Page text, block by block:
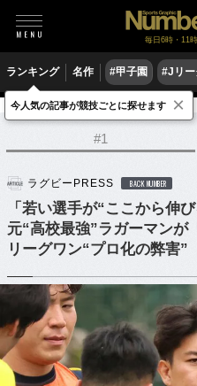
毎日6時・11
ランキング 名作 #甲子園 #Jリー
ラグビー リーグワン
#1
ラグビーPRESS BACK NUMBER
「若い選手が“ここから伸
元“高校最強”ラガーマン
リーグワン“プロ化の弊害”
今人気の記事が競技ごとに探せます ×